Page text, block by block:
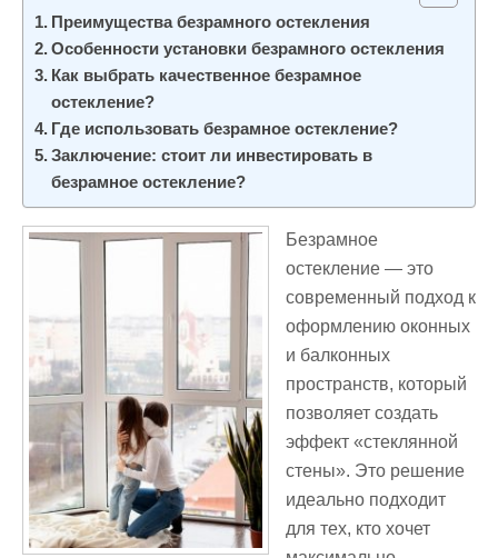
Преимущества безрамного остекления
Особенности установки безрамного остекления
Как выбрать качественное безрамное
остекление?
Где использовать безрамное остекление?
Заключение: стоит ли инвестировать в
безрамное остекление?
Безрамное
остекление — это
современный подход к
оформлению оконных
и балконных
пространств, который
позволяет создать
эффект «стеклянной
стены». Это решение
идеально подходит
для тех, кто хочет